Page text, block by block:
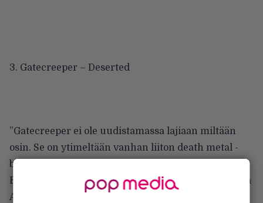
3. Gatecreeper – Deserted
”Gatecreeper ei ole uudistamassa lajiaan miltään
osin. Se on ytimeltään vanhan liiton death metal -
bändi, joka ottaa vaikuttajiltaan ne parhaat jutut.
Blenderissä sotketaan Dismember, Leprosy-Death ja
Autopsy.”